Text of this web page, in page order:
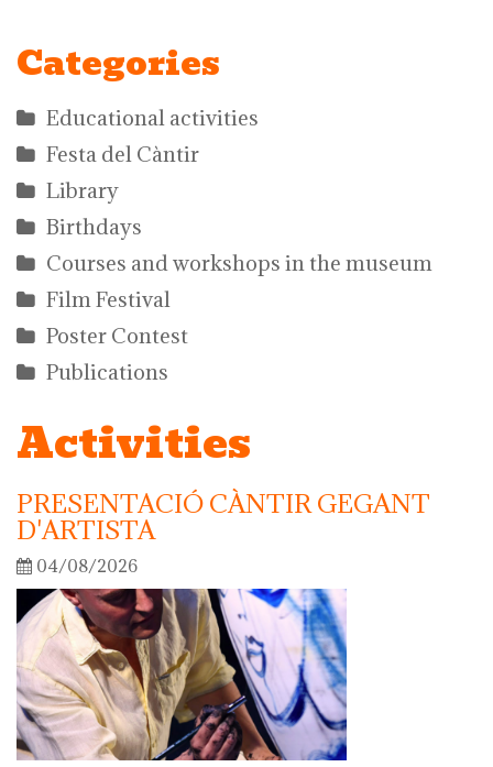
Categories
Educational activities
Festa del Càntir
Library
Birthdays
Courses and workshops in the museum
Film Festival
Poster Contest
Publications
Activities
PRESENTACIÓ CÀNTIR GEGANT
D'ARTISTA
04/08/2026